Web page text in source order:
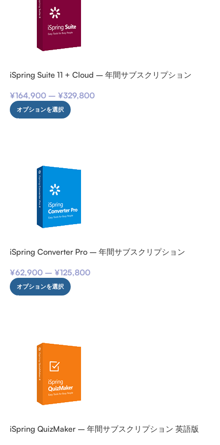
iSpring Suite 11 + Cloud – 年間サブスクリプション
¥164,900 – ¥329,800
オプションを選択
iSpring Converter Pro – 年間サブスクリプション
¥62,900 – ¥125,800
オプションを選択
iSpring QuizMaker – 年間サブスクリプション 英語版